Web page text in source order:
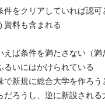
件をクリアしていれば認
資料も含まれる
えば条件を満たさない（
るいにはかけられている
で新規に総合大学を作ろ
だろうし、逆に新設され